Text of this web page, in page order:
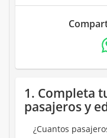
1. Completa
pasajeros y
¿Cuantos